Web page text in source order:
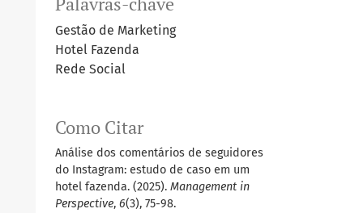
Gestão de Marketing
Hotel Fazenda
Rede Social
Como Citar
Análise dos comentários de seguidores
do Instagram: estudo de caso em um
hotel fazenda. (2025). Management in
Perspective, 6(3), 75-98.